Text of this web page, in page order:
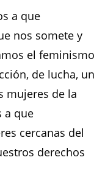
a que
nos somete y
el feminismo
de lucha, un
mujeres de la
a que
cercanas del
derechos